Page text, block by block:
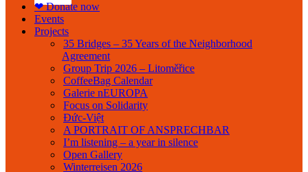
❤ Donate now
Events
Projects
35 Bridges – 35 Years of the Neighborhood
Agreement
Group Trip 2026 – Litoměřice
CoffeeBag Calendar
Galerie nEUROPA
Focus on Solidarity
Đức-Việt
A PORTRAIT OF ANSPRECHBAR
I’m listening – a year in silence
Open Gallery
Winterreisen 2026